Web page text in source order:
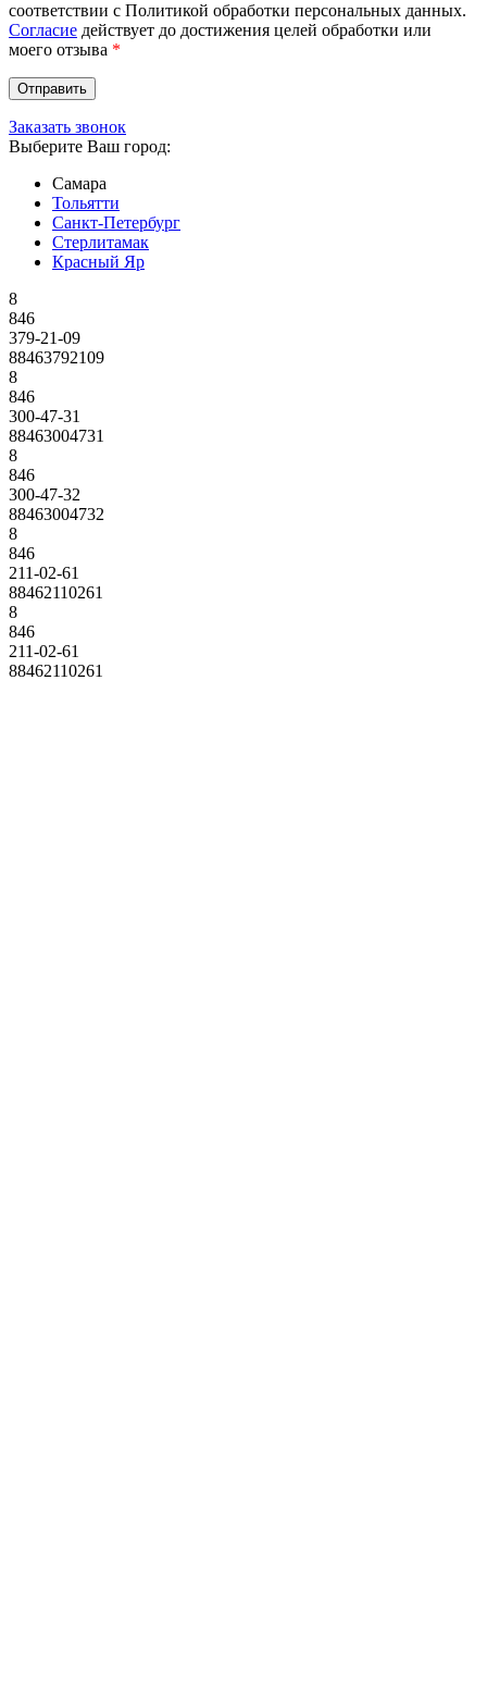
соответствии с Политикой обработки персональных данных.
Согласие действует до достижения целей обработки или
моего отзыва *
Заказать звонок
Выберите Ваш город:
Самара
Тольятти
Санкт-Петербург
Стерлитамак
Красный Яр
8
846
379-21-09
88463792109
8
846
300-47-31
88463004731
8
846
300-47-32
88463004732
8
846
211-02-61
88462110261
8
846
211-02-61
88462110261